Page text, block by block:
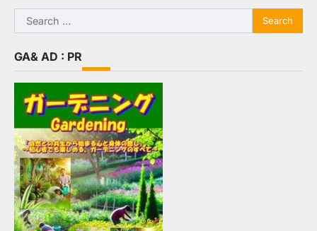
Search
for:
GA& AD : PR